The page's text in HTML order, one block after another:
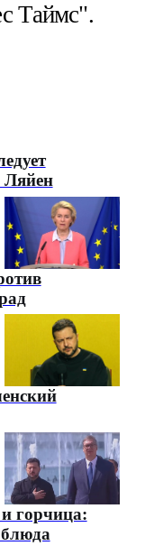
Таймс".
Ляйен
горчица: